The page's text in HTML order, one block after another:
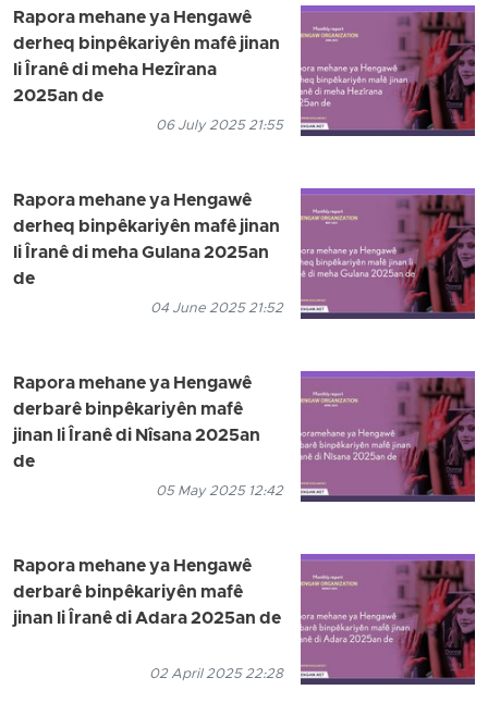
Rapora mehane ya Hengawê
derheq binpêkariyên mafê jinan
li Îranê di meha Hezîrana
2025an de
06 July 2025 21:55
Rapora mehane ya Hengawê
derheq binpêkariyên mafê jinan
li Îranê di meha Gulana 2025an
de
04 June 2025 21:52
Rapora mehane ya Hengawê
derbarê binpêkariyên mafê
jinan li Îranê di Nîsana 2025an
de
05 May 2025 12:42
Rapora mehane ya Hengawê
derbarê binpêkariyên mafê
jinan li Îranê di Adara 2025an de
02 April 2025 22:28